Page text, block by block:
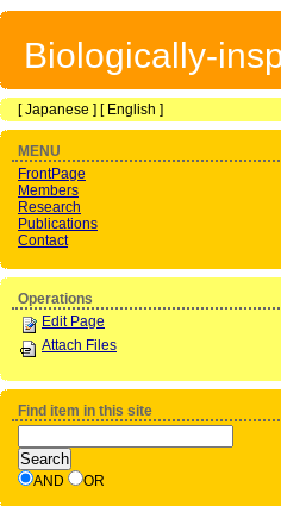
Biologically-
[Japanese ] [ English ]
MENU
FrontPage
Members
Research
Publications
Contact
Operations
Edit Page
Attach Files
Find item in this site
AND OR